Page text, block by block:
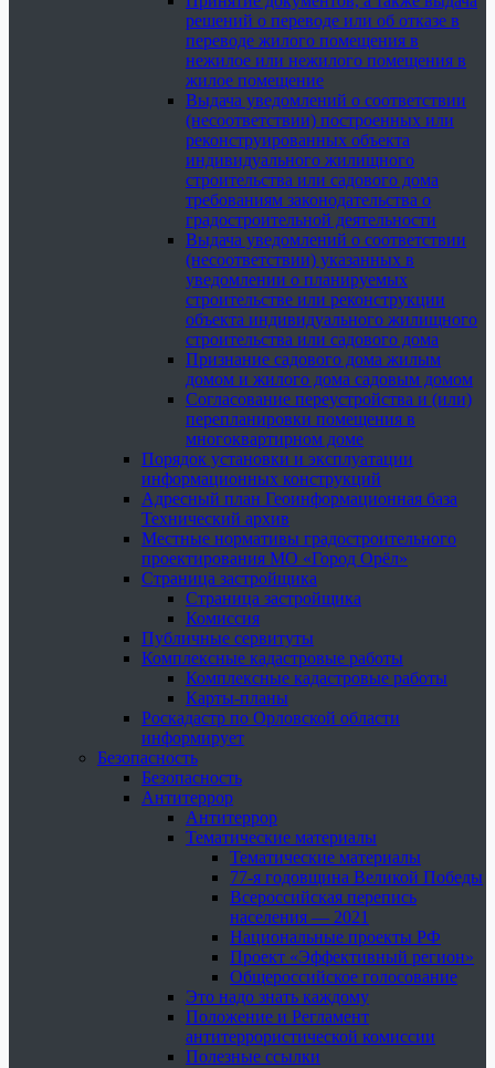
решений о переводе или об отказе в
переводе жилого помещения в
нежилое или нежилого помещения в
жилое помещение
Выдача уведомлений о соответствии
(несоответствии) построенных или
реконструированных объекта
индивидуального жилищного
строительства или садового дома
требованиям законодательства о
градостроительной деятельности
Выдача уведомлений о соответствии
(несоответствии) указанных в
уведомлении о планируемых
строительстве или реконструкции
объекта индивидуального жилищного
строительства или садового дома
Признание садового дома жилым
домом и жилого дома садовым домом
Согласование переустройства и (или)
перепланировки помещения в
многоквартирном доме
Порядок установки и эксплуатации
информационных конструкций
Адресный план Геоинформационная база
Технический архив
Местные нормативы градостроительного
проектирования МО «Город Орёл»
Страница застройщика
Страница застройщика
Комиссия
Публичные сервитуты
Комплексные кадастровые работы
Комплексные кадастровые работы
Карты-планы
Роскадастр по Орловской области
информирует
Безопасность
Безопасность
Антитеррор
Антитеррор
Тематические материалы
Тематические материалы
77-я годовщина Великой Победы
Всероссийская перепись
населения — 2021
Национальные проекты РФ
Проект «Эффективный регион»
Общероссийское голосование
Это надо знать каждому
Положение и Регламент
антитеррористической комиссии
Полезные ссылки